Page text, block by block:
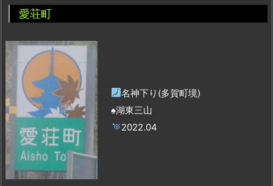
愛荘町
名神下り(多賀町境)
♠湖東三山
2022.04